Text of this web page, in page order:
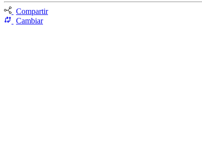
Compartir
Cambiar